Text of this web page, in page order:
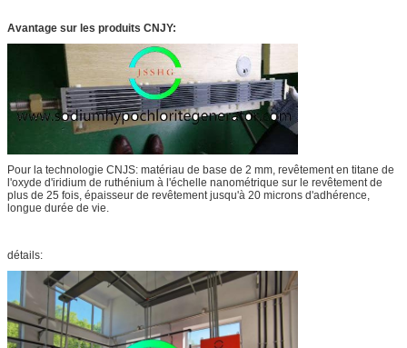
Avantage sur les produits CNJY:
Pour la technologie CNJS: matériau de base de 2 mm, revêtement en titane de
l'oxyde d'iridium de ruthénium à l'échelle nanométrique sur le revêtement de
plus de 25 fois, épaisseur de revêtement jusqu'à 20 microns d'adhérence,
longue durée de vie.
détails: